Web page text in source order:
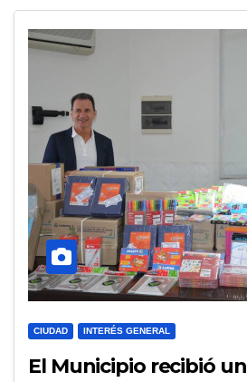
CIUDAD INTERÉS GENERAL
El Municipio recibió